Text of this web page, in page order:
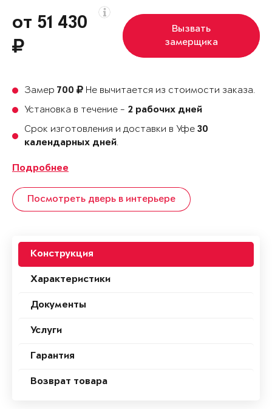
от 51 430
Вызвать
замерщика
Замер 700
Не вычитается из стоимости заказа.
Установка в течение - 2 рабочих дней
Срок изготовления и доставки в Уфе 30
календарных дней.
Подробнее
Посмотреть дверь в интерьере
Конструкция
Характеристики
Документы
Услуги
Гарантия
Возврат товара